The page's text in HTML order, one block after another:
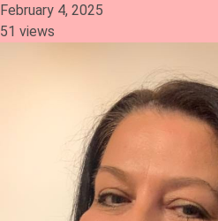
February 4, 2025
51 views